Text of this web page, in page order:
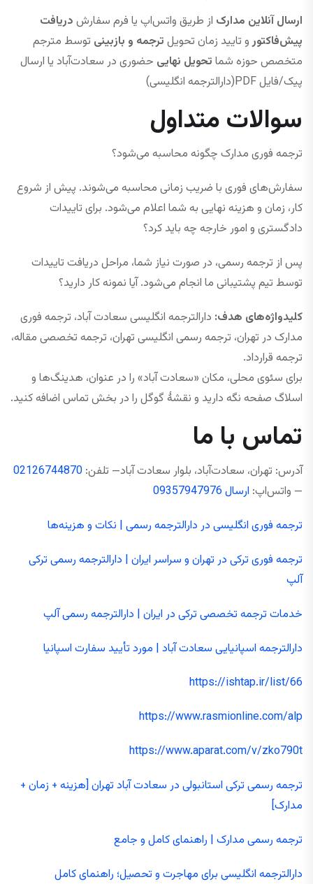
ارسال آنلاین مدارک از طریق واتس‌اپ یا فرم سفارش دریافت
پیش‌فاکتورو تایید زمان تحویل ترجمه و بازبینی توسط مترجم
متخصص حوزه شما تحویل نهایی حضوری در سعادت‌آباد یا ارسال
پیک/فایل PDF(دارالترجمه انگلیسی)
سوالات متداول
ترجمه فوری مدارک چگونه محاسبه می‌شود؟
سفارش‌های فوری با ضریب زمانی محاسبه می‌شوند. پیش از شروع
کار، زمان و هزینه نهایی به شما اعلام می‌شود. برای تاییدات
دادگستری و امور خارجه چه باید کرد؟
پس از ترجمه رسمی، در صورت نیاز شما، مراحل دریافت تاییدات
توسط تیم پشتیبانی ما انجام می‌شود. آیا نمونه کار دارید؟
کلیدواژه‌های هدف: دارالترجمه انگلیسی سعادت‌ آباد، ترجمه فوری
مدارک در تهران، ترجمه رسمی انگلیسی تهران، ترجمه تخصصی مقاله،
ترجمه قرارداد.
برای سئوی محلی، مکان «سعادت‌ آباد» را در عنوان، هدینگ‌ها و
اسلاگ صفحه نگه دارید و نقشهٔ گوگل را در بخش تماس اضافه کنید.
تماس با ما
آدرس: تهران، سعادت‌آباد، بلوار سعادت آباد— تلفن: 02126744870
— واتس‌اپ: ارسال 09357947976
ترجمه فوری انگلیسی در دارالترجمه رسمی | نکات و هزینه‌ها
ترجمه فوری ترکی در تهران و سراسر ایران | دارالترجمه رسمی ترکی
آلپ
خدمات ترجمه تخصصی ترکی در ایران | دارالترجمه رسمی آلپ
دارالترجمه اسپانیایی سعادت آباد | مورد تأیید سفارت اسپانیا
https://ishtap.ir/list/66
https://www.rasmionline.com/alp
https://www.aparat.com/v/zko790t
ترجمه رسمی ترکی استانبولی در سعادت آباد تهران [هزینه + زمان +
مدارک]
ترجمه رسمی مدارک | راهنمای کامل و جامع
دارالترجمه انگلیسی برای مهاجرت و تحصیل؛ راهنمای کامل